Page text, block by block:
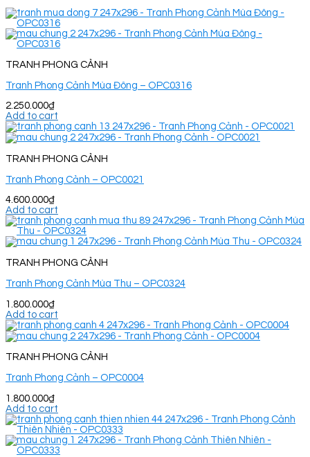
TRANH PHONG CẢNH
Tranh Phong Cảnh Mùa Đông – OPC0316
2.250.000₫
Add to cart
TRANH PHONG CẢNH
Tranh Phong Cảnh – OPC0021
4.600.000₫
Add to cart
TRANH PHONG CẢNH
Tranh Phong Cảnh Mùa Thu – OPC0324
1.800.000₫
Add to cart
TRANH PHONG CẢNH
Tranh Phong Cảnh – OPC0004
1.800.000₫
Add to cart